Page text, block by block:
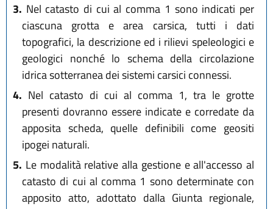
3. Nel catasto di cui al comma 1 sono indicati per
ciascuna grotta e area carsica, tutti i dati
topografici, la descrizione ed i rilievi speleologici e
geologici nonché lo schema della circolazione
idrica sotterranea dei sistemi carsici connessi.
4. Nel catasto di cui al comma 1, tra le grotte
presenti dovranno essere indicate e corredate da
apposita scheda, quelle definibili come geositi
ipogei naturali.
5. Le modalità relative alla gestione e all'accesso al
catasto di cui al comma 1 sono determinate con
apposito atto, adottato dalla Giunta regionale,